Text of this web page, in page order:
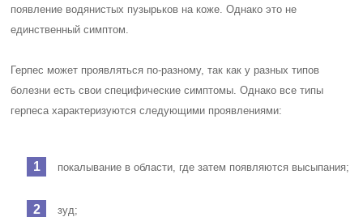
появление водянистых пузырьков на коже. Однако это не
единственный симптом.
Герпес может проявляться по-разному, так как у разных типов
болезни есть свои специфические симптомы. Однако все типы
герпеса характеризуются следующими проявлениями:
покалывание в области, где затем появляются высыпания;
зуд;